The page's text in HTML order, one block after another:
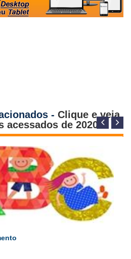
- Clique e veja
de 2020